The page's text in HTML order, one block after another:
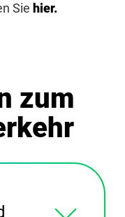
Sie hier.
zum